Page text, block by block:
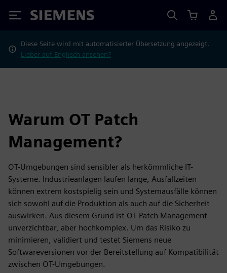
Siemens
Diese Seite wird mit automatisierter Übersetzung angezeigt.
Lieber auf Englisch ansehen?
Warum OT Patch
Management?
OT-Umgebungen sind sensibler als herkömmliche IT-
Systeme. Industrieanlagen laufen lange, Ausfallzeiten
können extrem kostspielig sein und Systemausfälle können
sich sowohl auf die Produktion als auch auf die Sicherheit
auswirken. Aus diesem Grund ist OT Patch Management
unverzichtbar, aber hochkomplex. Um das Risiko zu
minimieren, validiert und testet Siemens neue
Softwareversionen vor der Bereitstellung auf Kompatibilität
zwischen OT-Umgebungen.